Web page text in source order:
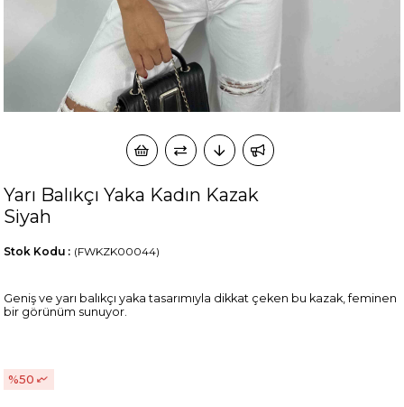
Yarı Balıkçı Yaka Kadın Kazak
Siyah
(FWKZK00044)
Stok Kodu
Geniş ve yarı balıkçı yaka tasarımıyla dikkat çeken bu kazak, feminen
bir görünüm sunuyor.
50